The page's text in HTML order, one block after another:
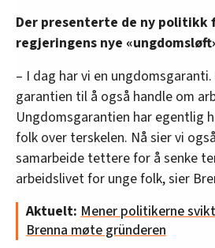
Der presenterte de ny politikk
regjeringens nye
– I dag har vi en
garantien til å også handle om
Ungdomsgarantien har egentlig
folk over terskelen. Nå sier vi
samarbeide tettere for å senke
arbeidslivet for unge folk, sier
Aktuelt: Mener politikerne
Brenna møte gründeren